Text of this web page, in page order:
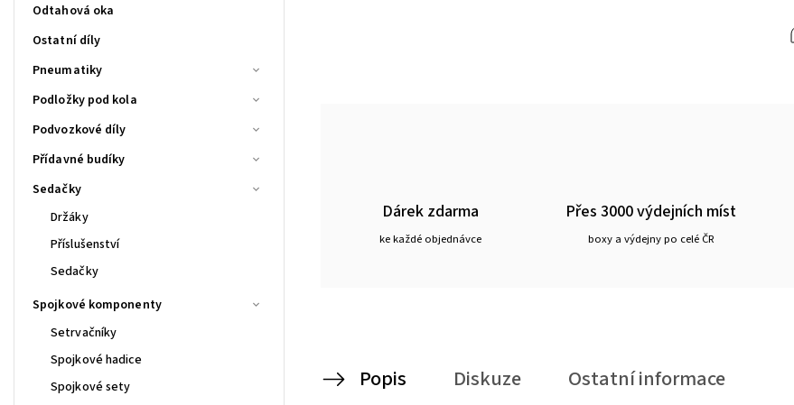
Odtahová oka
Ostatní díly
Pneumatiky
Podložky pod kola
Podvozkové díly
Přídavné budíky
Sedačky
Držáky
Příslušenství
Sedačky
Spojkové komponenty
Setrvačníky
Spojkové hadice
Spojkové sety
Dárek zdarma
ke každé objednávce
Přes 3000 výdejních míst
boxy a výdejny po celé ČR
Popis Diskuze Ostatní informace